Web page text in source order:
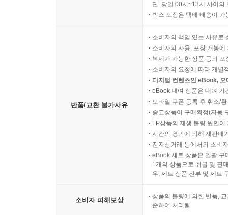
단, 당일 00시~13시 사이의
박스 포장은 택배 배송이
반품/교환 불가사유
소비자의 책임 있는 사유로
소비자의 사용, 포장 개봉
복제가 가능한 상품 등의
소비자의 요청에 따라 개별
디지털 컨텐츠인 eBook,
eBook 대여 상품은 대여 기
모바일 쿠폰 등록 후 취소/
중고상품이 구매확정(자동
LP상품의 재생 불량 원인
시간의 경과에 의해 재판매
전자상거래 등에서의 소비
eBook 세트 상품은 일괄 구
1개의 상품으로 취급 및 판
우, 세트 상품 전부 및 세트
소비자 피해보상
상품의 불량에 의한 반품,
준하여 처리됨